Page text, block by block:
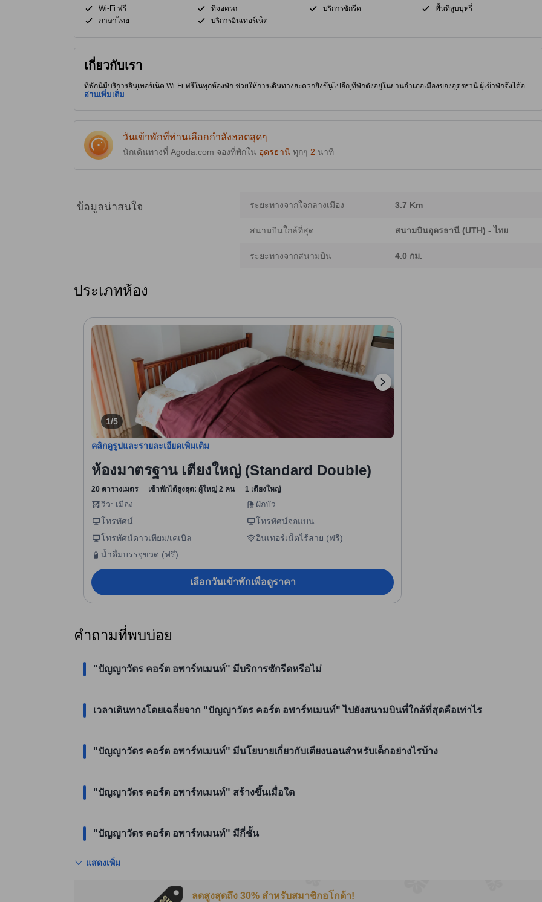
Wi-Fi ฟรี ที่จอดรถ บริการซักรีด
พื้นที่สูบบุหรี่
ภาษาไทย
บริการอินเทอร์เน็ต
เกี่ยวกับเรา
ที่พักนี้มีบริการอินเทอร์เน็ต Wi-Fi ฟรีในทุกห้องพัก ช่วยให้การเดินทางสะดวกยิ่งขึ้นไปอีก ที่พักตั้งอยู่ในย่านอำเภอเมืองของอุดรธานี ผู้เข้าพักจึงได้อยู่
ใกล้สถานที่ท่องเที่ยวน่าสนใจและร้านอาหารอร่อยๆ ทริปยังไม่จบถ้าไม่ได้แวะไปที่เที่ยวชื่อดังอย่าง ทะเลบัวแดง ด้วยอีกสักที่
อ่านเพิ่มเติม
วันเข้าพักที่ท่านเลือกกำลังฮอตสุดๆ
นักเดินทางที่ Agoda.com จองที่พักใน อุดรธานี ทุกๆ 2 นาที
ข้อมูลน่าสนใจ ระยะทางจากใจกลางเมือง 3.7 Km
สนามบินใกล้ที่สุด สนามบินอุดรธานี (UTH) - ไทย
ระยะทางจากสนามบิน 4.0 กม.
ประเภทห้อง
1/5
คลิกดูรูปและรายละเอียดเพิ่มเติม
ห้องมาตรฐาน เตียงใหญ่ (Standard Double)
20 ตารางเมตร เข้าพักได้สูงสุด: ผู้ใหญ่ 2 คน 1 เตียงใหญ่
วิว: เมือง
ฝักบัว
โทรทัศน์
โทรทัศน์จอแบน
โทรทัศน์ดาวเทียม/เคเบิล
อินเทอร์เน็ตไร้สาย (ฟรี)
น้ำดื่มบรรจุขวด (ฟรี)
เลือกวันเข้าพักเพื่อดูราคา
คำถามที่พบบ่อย
"ปัญญาวัตร คอร์ต อพาร์ทเมนท์" มีบริการซักรีดหรือไม่
เวลาเดินทางโดยเฉลี่ยจาก "ปัญญาวัตร คอร์ต อพาร์ทเมนท์" ไปยังสนามบินที่ใกล้ที่สุดคือเท่าไร
"ปัญญาวัตร คอร์ต อพาร์ทเมนท์" มีนโยบายเกี่ยวกับเตียงนอนสำหรับเด็กอย่างไรบ้าง
"ปัญญาวัตร คอร์ต อพาร์ทเมนท์" สร้างขึ้นเมื่อใด
"ปัญญาวัตร คอร์ต อพาร์ทเมนท์" มีกี่ชั้น
แสดงเพิ่ม
ลดสูงสุดถึง 30% สำหรับสมาชิกอโกด้า!